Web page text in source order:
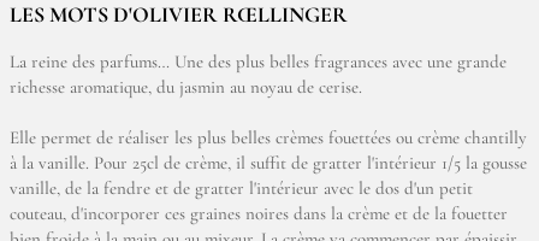
LES MOTS D'OLIVIER RŒLLINGER
La reine des parfums… Une des plus belles fragrances avec une grande
richesse aromatique, du jasmin au noyau de cerise.
Elle permet de réaliser les plus belles crèmes fouettées ou crème chantilly
à la vanille. Pour 25cl de crème, il suffit de gratter l'intérieur 1/5 la gousse
vanille, de la fendre et de gratter l'intérieur avec le dos d'un petit
couteau, d'incorporer ces graines noires dans la crème et de la fouetter